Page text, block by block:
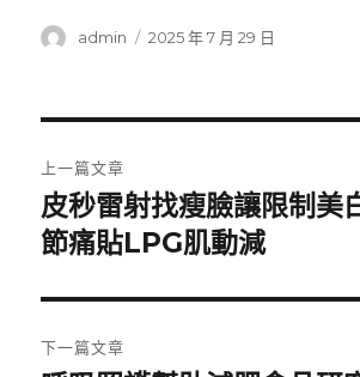
作
admin
發
2025 年 7 月 29 日
章
導
覽
上一篇文章
上
一
文
章:
皮秒雷射找瘦臉讓限制美
節痛貼LPG肌動減
下一篇文章